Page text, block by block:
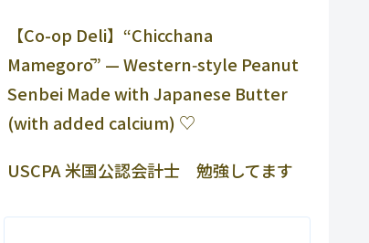
【Co-op Deli】“Chicchana
Mamegorō” — Western‑style Peanut
Senbei Made with Japanese Butter
(with added calcium) ♡
USCPA 米国公認会計士 勉強してます